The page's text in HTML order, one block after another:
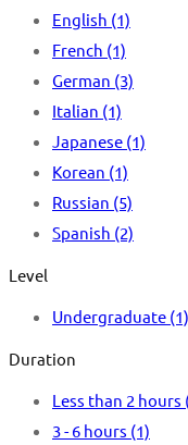
English (1)
French (1)
German (3)
Italian (1)
Japanese (1)
Korean (1)
Russian (5)
Spanish (2)
Level
Undergraduate (1)
Duration
Less than 2 hours
3 - 6 hours (1)